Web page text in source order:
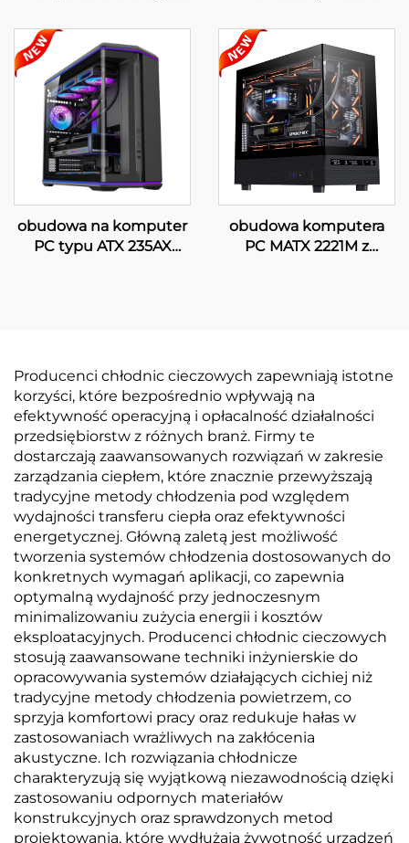
obudowa na komputer
PC typu ATX 235AX
obudowa komputera
PC MATX 2221M z
Producenci chłodnic cieczowych zapewniają istotne
korzyści, które bezpośrednio wpływają na
efektywność operacyjną i opłacalność działalności
przedsiębiorstw z różnych branż. Firmy te
dostarczają zaawansowanych rozwiązań w zakresie
zarządzania ciepłem, które znacznie przewyższają
tradycyjne metody chłodzenia pod względem
wydajności transferu ciepła oraz efektywności
energetycznej. Główną zaletą jest możliwość
tworzenia systemów chłodzenia dostosowanych do
konkretnych wymagań aplikacji, co zapewnia
optymalną wydajność przy jednoczesnym
minimalizowaniu zużycia energii i kosztów
eksploatacyjnych. Producenci chłodnic cieczowych
stosują zaawansowane techniki inżynierskie do
opracowywania systemów działających cichiej niż
tradycyjne metody chłodzenia powietrzem, co
sprzyja komfortowi pracy oraz redukuje hałas w
zastosowaniach wrażliwych na zakłócenia
akustyczne. Ich rozwiązania chłodnicze
charakteryzują się wyjątkową niezawodnością dzięki
zastosowaniu odpornych materiałów
konstrukcyjnych oraz sprawdzonych metod
projektowania, które wydłużają żywotność urządzeń